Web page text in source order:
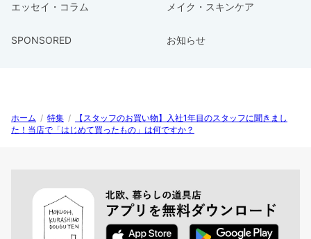
エッセイ・コラム メイク・スキンケア
SPONSORED お知らせ
ホーム / 特集 /
【スタッフのお買い物】入社1年目のスタッフに聞きまし
た！当店で「はじめて買ったもの」は何ですか？